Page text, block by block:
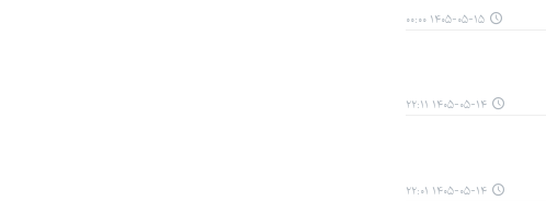
۱۴۰۵-۰۵-۱۵ ۰۰:۰۰
۱۴۰۵-۰۵-۱۴ ۲۲:۱۱
۱۴۰۵-۰۵-۱۴ ۲۲:۰۱